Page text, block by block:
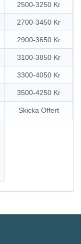
2500-3250 Kr
2700-3450 Kr
2900-3650 Kr
3100-3850 Kr
3300-4050 Kr
3500-4250 Kr
Skicka Offert